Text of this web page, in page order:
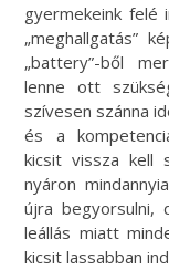
gyermekeink felé
„meghallgatás”
„battery”-ből
lenne ott
szívesen szánna
és a
kicsit vissza kell
nyáron
újra begyorsulni,
leállás miatt
kicsit lassabban